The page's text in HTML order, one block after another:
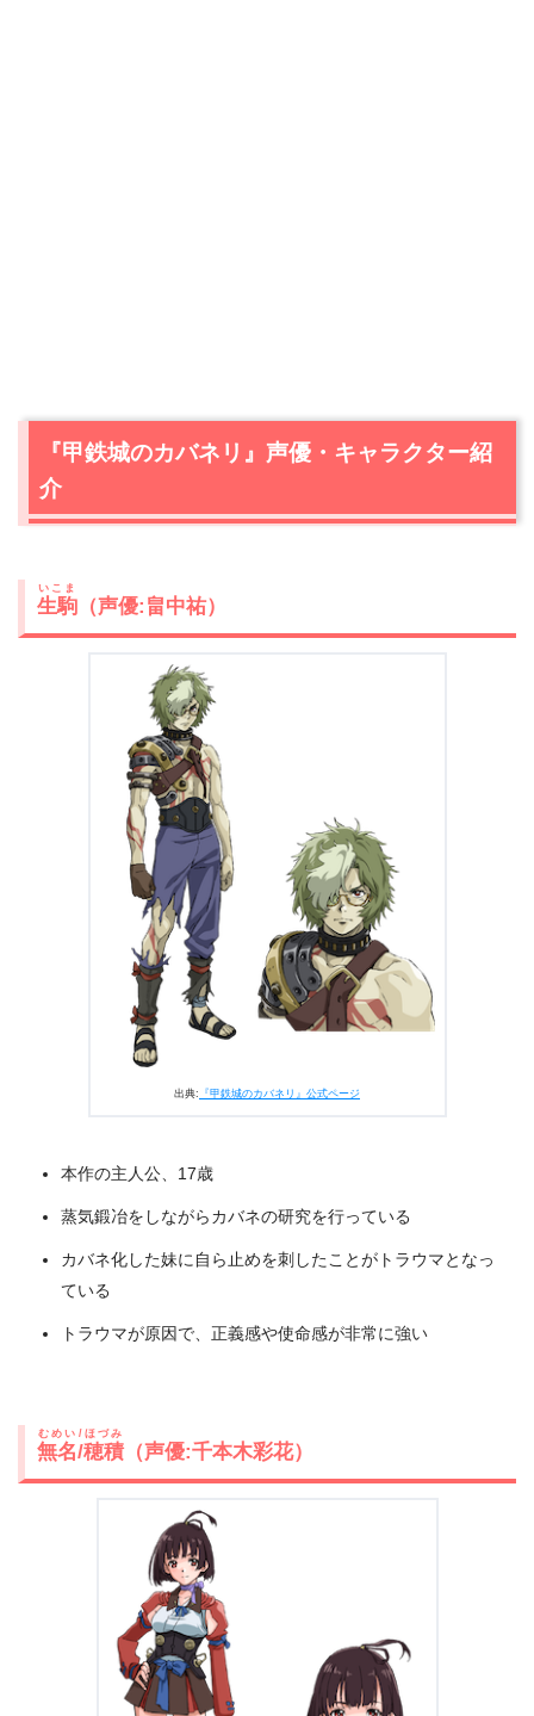
『甲鉄城のカバネリ』声優・キャラクター紹
介
生駒
いこま
（声優:畠中祐）
出典: 『甲鉄城のカバネリ』公式ページ
本作の主人公、17歳
蒸気鍛冶をしながらカバネの研究を行っている
カバネ化した妹に自ら止めを刺したことがトラウマとなっ
ている
トラウマが原因で、正義感や使命感が非常に強い
無名/穂積
むめい/ほづみ
（声優:千本木彩花）